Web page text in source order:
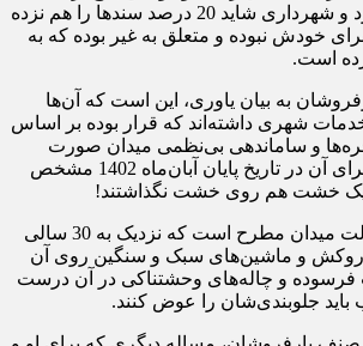
می گوید: مشکلاتی که با شهرداری
از مشکلات به این دلیل که شهرداری مالک
ما ایجادشده؛ از آن جمله است کلیه
سال است که می‌گذرد و شهرداری شاید 20 درصد سندها را هم نزده
خودش نبوده و متعلق به غیر بوده که به
است.
به بیان یاوری، این است که آن‌ها
و ساماندهی بی‌نظمی میدان صورت
بگیرد و ضرب‌الاجلی برای آن در تاریخ پایان آبان‌ماه 1402 مشخص
یک خشت هم روی خشت نگذاشتند!